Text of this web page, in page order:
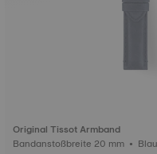
Original Tissot Armband